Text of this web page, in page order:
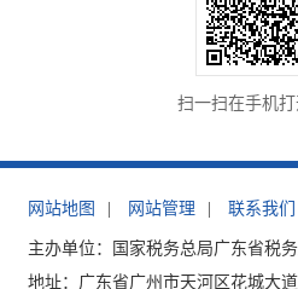
扫一扫在手机
网站地图 网站管理 联系我们
主办单位：国家税务总局广东省税
地址：广东省广州市天河区花城大